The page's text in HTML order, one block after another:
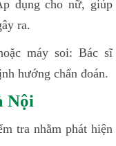
dụng cho nữ, giúp
ra.
máy soi: Bác sĩ
hướng chẩn đoán.
Nội
tra nhằm phát hiện